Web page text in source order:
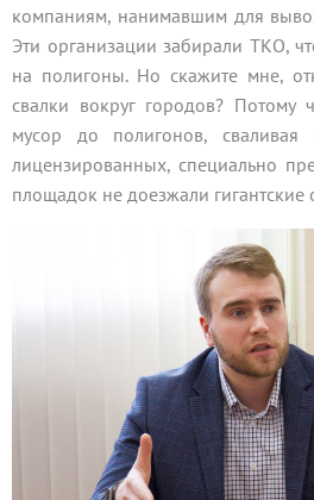
компаниям, нанимавшим для
Эти организации забирали ТКО,
на полигоны. Но скажите мне,
свалки вокруг городов? Потому
мусор до полигонов,
лицензированных, специально
площадок не доезжали